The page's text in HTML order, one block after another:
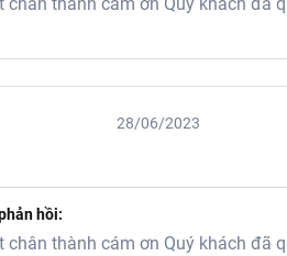
28/06/2023
hồi:
chân thành cám ơn Quý khách đã